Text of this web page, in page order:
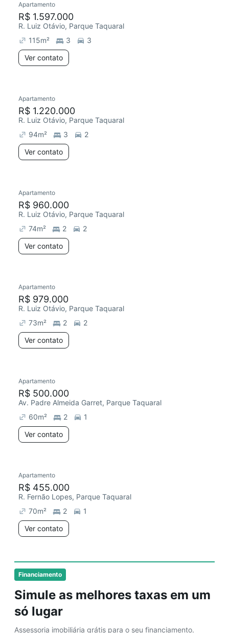
Financiamento
Simule as melhores taxas em um
só lugar
Assessoria imobiliária grátis para o seu financiamento.
Redecorar
Apartamento
R$ 1.597.000
R. Luiz Otávio, Parque Taquaral
115m² 3
3
Ver contato
Chegou este mês
Apartamento
R$ 1.220.000
R. Luiz Otávio, Parque Taquaral
94m² 3
2
Ver contato
Redecorar
Apartamento
R$ 960.000
R. Luiz Otávio, Parque Taquaral
74m² 2
2
Ver contato
Redecorar
Apartamento
R$ 979.000
R. Luiz Otávio, Parque Taquaral
73m² 2
2
Ver contato
Chegou este mês
Apartamento
R$ 500.000
Av. Padre Almeida Garret, Parque Taquaral
60m² 2
1
Ver contato
Redecorar
Apartamento
R$ 455.000
R. Fernão Lopes, Parque Taquaral
70m² 2
1
Ver contato